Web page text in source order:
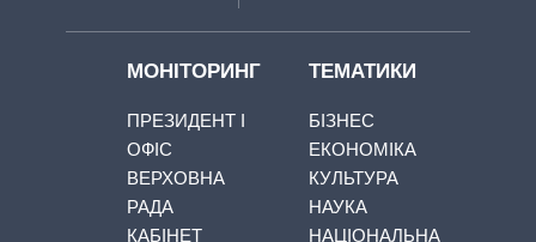
МОНІТОРИНГ
ПРЕЗИДЕНТ І
ОФІС
ВЕРХОВНА
РАДА
КАБІНЕТ
ТЕМАТИКИ
БІЗНЕС
ЕКОНОМІКА
КУЛЬТУРА
НАУКА
НАЦІОНАЛЬНА